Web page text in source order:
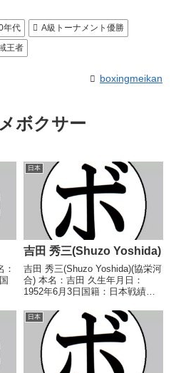
年代
A級トーナメント優勝
王者
boxingmeikan
ボクサー
日本
吉田 秀三(Shuzo Yoshida)
吉田 秀三(Shuzo Yoshida)(協栄河
合) 本名：吉田 久生年月日：
1952年6月3日国籍：日本戦績：
タイトル】第22代日本フェザー
級王座 【戦歴】1971/09/23
●4R判定 (採点...
日本